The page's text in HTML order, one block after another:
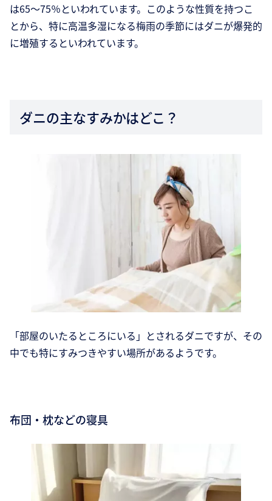
は65～75％といわれています。このような性質を持つこ
とから、特に高温多湿になる梅雨の季節にはダニが爆発的
に増殖するといわれています。
ダニの主なすみかはどこ？
「部屋のいたるところにいる」とされるダニですが、その
中でも特にすみつきやすい場所があるようです。
布団・枕などの寝具